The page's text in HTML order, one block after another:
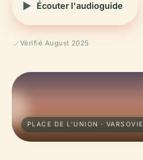
Écouter l'audioguide
Vérifié August 2025
PLACE DE L'UNION · VARSOVIE